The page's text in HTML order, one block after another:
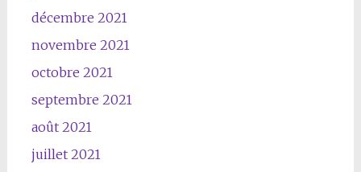
décembre 2021
novembre 2021
octobre 2021
septembre 2021
août 2021
juillet 2021